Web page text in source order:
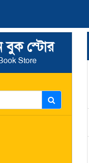
বুক স্টোর
Store